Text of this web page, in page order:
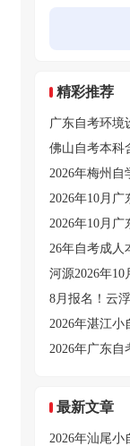
精彩推荐
最新文章